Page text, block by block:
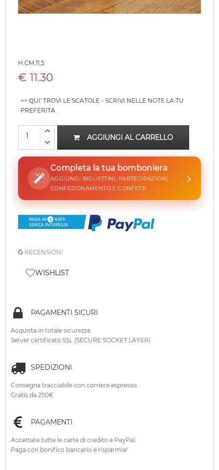
H.CM.11,5
€ 11.30
>> QUI' TROVI LE SCATOLE - SCRIVI NELLE NOTE LA TU
PREFERITA.
AGGIUNGI AL CARRELLO
Completa la tua bomboniera
AGGIUNGI BIGLIETTINI, PARTECIPAZIONI,
CONFEZIONAMENTO E CONFETTI
RECENSIONI
WISHLIST
PAGAMENTI SICURI
Acquista in totale sicurezza.
Server certificato SSL (SECURE SOCKET LAYER)
SPEDIZIONI
Consegna tracciabile con corriere espresso.
Gratis da 250€
PAGAMENTI
Accettate tutte le carte di credito e PayPal.
Paga con bonifico bancario e risparmia!